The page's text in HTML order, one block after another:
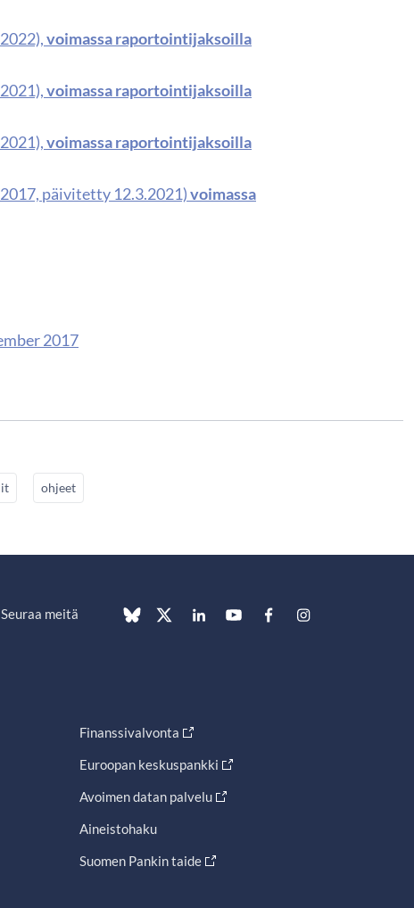
voimassa raportointijaksoilla
voimassa raportointijaksoilla
voimassa raportointijaksoilla
päivitetty 12.3.2021)voimassa
2017
ohjeet
Seuraa meitä
Finanssivalvonta
Euroopan keskuspankki
Avoimen datan palvelu
Aineistohaku
Suomen Pankin taide